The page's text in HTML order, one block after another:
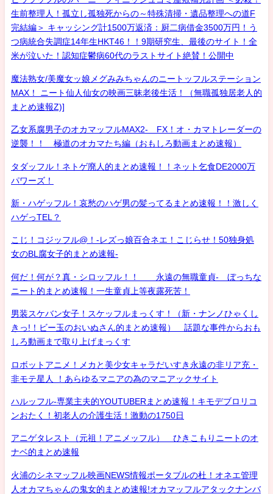
生前整理人！孤立し孤独死からの～特殊清掃・遺品整理への道F
完結編＞ キャッシング計1500万返済：厨二病借金3500万円！う
つ病統合失調症14年生HKT46！！9期研究生、最後のサイト！全
米が泣いた！認知症鬱病60代のラストサイト絶賛！公開中
魔法熟女/美魔女ッ娘メグみみちゃんのニートッフルステーション
MAX！ ニート仙人仙女の映画三昧老後生活！（無職孤独居老人的
まとめ速報Z)]
乙女系腐男子のオカマッフルMAX2- FX！オ・カマトレーダーの
逆襲！！ 極道のオカマたち編（おもしろ動画まとめ速報）
タダッフル！ネトゲ廃人的まとめ速報！！ネット乞食DE2000万
パワーズ！
新・ハゲッフル！哀愁のハゲ男の髪ってるまとめ速報！！激しく
ハゲっTEL？
こじ！コジッフル@！-レズっ娘百合ネエ！こじらせ！50独身処
女のBL腐女子的まとめ速報-
何だ！何が？真・シロッフル！！ 永遠の無職童貞- ぼっちな
ニート的まとめ速報！一生童貞上等夜露死苦！
男装スケバン女子！スケッフルまっくす！（新・ナンノひゃくし
きっ!！ビー玉のおいぬさん的まとめ速報） 話題な事件からおも
しろ動画まで取り上げまっくす
ロボットアニメ！メカと美少女キャラだいすき永遠の非リア充・
非モテ星人 ！あらゆるマニアの為のマニアックサイト
ハルッフル-専業主夫的YOUTUBERまとめ速報！キモデブロリコ
ンおたく！初老人の介護生活！激動の1750日
アニゲタレスト（元祖！アニメッフル） ひきこもりニートのオ
ナベ的まとめ速報
火浦のシネマッフル映画NEWS情報ポータブルの杜！オネエ管理
人オカマちゃんの鬼女的まとめ速報!オカマッフルアタックナンバ